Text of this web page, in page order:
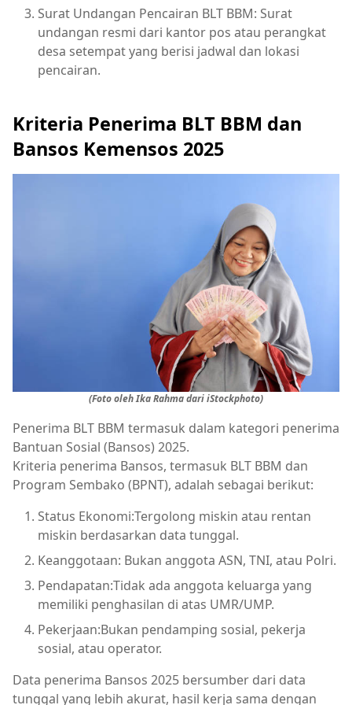
Surat Undangan Pencairan BLT BBM: Surat
undangan resmi dari kantor pos atau perangkat
desa setempat yang berisi jadwal dan lokasi
pencairan.
Kriteria Penerima BLT BBM dan
Bansos Kemensos 2025
(Foto oleh Ika Rahma dari iStockphoto)
Penerima BLT BBM termasuk dalam kategori penerima
Bantuan Sosial (Bansos) 2025.
Kriteria penerima Bansos, termasuk BLT BBM dan
Program Sembako (BPNT), adalah sebagai berikut:
Status Ekonomi:Tergolong miskin atau rentan
miskin berdasarkan data tunggal.
Keanggotaan: Bukan anggota ASN, TNI, atau Polri.
Pendapatan:Tidak ada anggota keluarga yang
memiliki penghasilan di atas UMR/UMP.
Pekerjaan:Bukan pendamping sosial, pekerja
sosial, atau operator.
Data penerima Bansos 2025 bersumber dari data
tunggal yang lebih akurat, hasil kerja sama dengan